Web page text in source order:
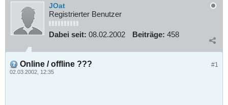
JOat
Registrierter Benutzer
Dabei seit: 08.02.2002 Beiträge: 458
#1
Online / offline ???
02.03.2002, 12:35